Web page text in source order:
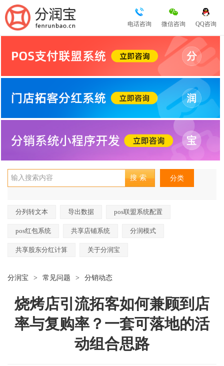
QQ咨询
微信咨询
电话咨询
分类
分列转文本 导出数据 pos联盟系统配置
pos红包系统 共享店铺系统 分润模式
共享股东分红计算 关于分润宝
分润宝 > 常见问题 > 分销动态
烧烤店引流拓客如何兼顾到店
率与复购率？一套可落地的活
动组合思路